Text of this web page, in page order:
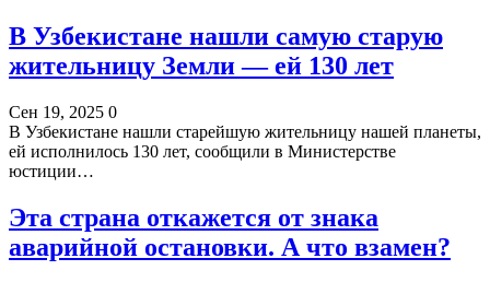
В Узбекистане нашли самую старую
жительницу Земли — ей 130 лет
Сен 19, 2025 0
В Узбекистане нашли старейшую жительницу нашей планеты,
ей исполнилось 130 лет, сообщили в Министерстве
юстиции…
Эта страна откажется от знака
аварийной остановки. А что взамен?